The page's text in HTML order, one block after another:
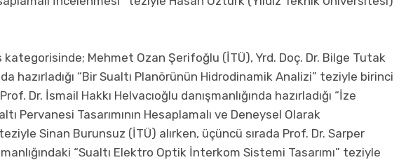
kategorisinde; Mehmet Ozan Şerifoğlu (İTÜ), Yrd. Doç. Dr. Bilge Tutak
hazırladığı “Bir Sualtı Planörünün Hidrodinamik Analizi” teziyle birinci
Dr. İsmail Hakkı Helvacıoğlu danışmanlığında hazırladığı “İze
Pervanesi Tasarımının Hesaplamalı ve Deneysel Olarak
Sinan Burunsuz (İTÜ) alırken, üçüncü sırada Prof. Dr. Sarper
“Sualtı Elektro Optik İnterkom Sistemi Tasarımı” teziyle